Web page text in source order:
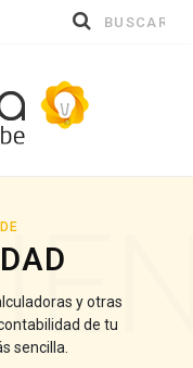
Buscar
y otras
de tu
sencilla.